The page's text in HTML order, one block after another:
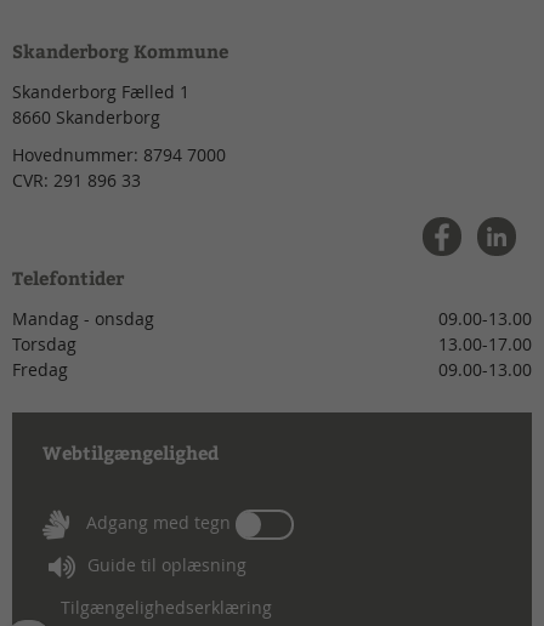
Skanderborg Kommune
Skanderborg Fælled 1
8660 Skanderborg
Hovednummer: 8794 7000
CVR: 291 896 33
Telefontider
Mandag - onsdag
09.00-13.00
Torsdag
13.00-17.00
Fredag
09.00-13.00
Webtilgængelighed
Adgang med tegn Tænd
eller
sluk
for
Guide til oplæsning
Tilgængelighedserklæring